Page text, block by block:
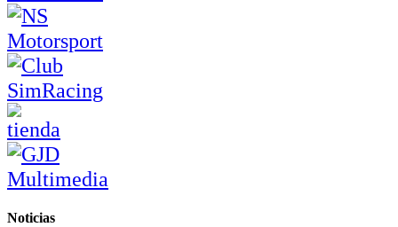
Noticias